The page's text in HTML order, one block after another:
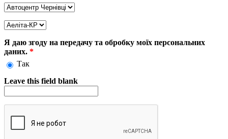
Дилер Чернівці*
Дилер Кривий Ріг
Я даю згоду на передачу та обробку моїх персональних
даних. *
Так
Leave this field blank